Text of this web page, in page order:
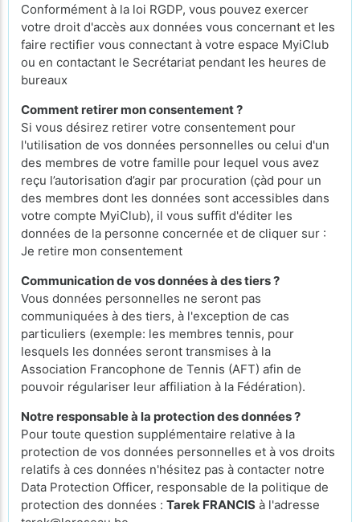
Conformément à la loi RGDP, vous pouvez exercer
votre droit d'accès aux données vous concernant et les
faire rectifier vous connectant à votre espace MyiClub
ou en contactant le Secrétariat pendant les heures de
bureaux
Comment retirer mon consentement ?
Si vous désirez retirer votre consentement pour
l'utilisation de vos données personnelles ou celui d'un
des membres de votre famille pour lequel vous avez
reçu l’autorisation d’agir par procuration (çàd pour un
des membres dont les données sont accessibles dans
votre compte MyiClub), il vous suffit d'éditer les
données de la personne concernée et de cliquer sur :
Je retire mon consentement
Communication de vos données à des tiers ?
Vous données personnelles ne seront pas
communiquées à des tiers, à l'exception de cas
particuliers (exemple: les membres tennis, pour
lesquels les données seront transmises à la
Association Francophone de Tennis (AFT) afin de
pouvoir régulariser leur affiliation à la Fédération).
Notre responsable à la protection des données ?
Pour toute question supplémentaire relative à la
protection de vos données personnelles et à vos droits
relatifs à ces données n'hésitez pas à contacter notre
Data Protection Officer, responsable de la politique de
protection des données : Tarek FRANCIS à l'adresse